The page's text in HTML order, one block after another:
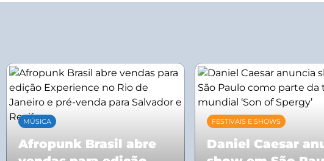
MÚSICA
Afropunk Brasil abre
FESTIVAIS E SHOWS
Daniel Caesar